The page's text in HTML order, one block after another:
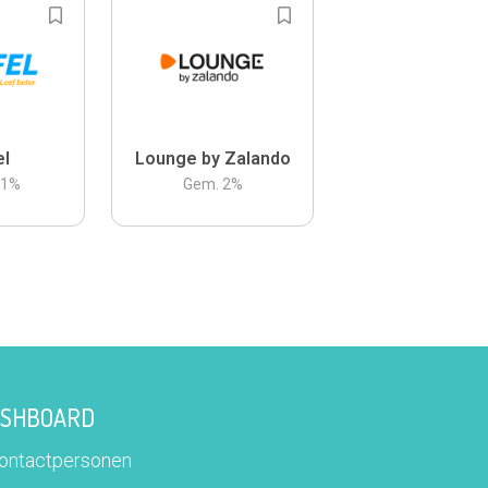
%
Lounge by Zalando
Gem. 2%